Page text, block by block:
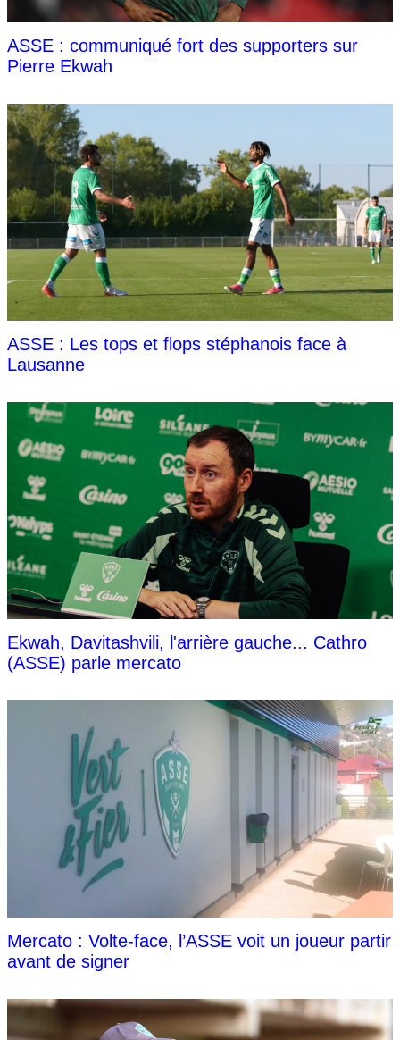
ASSE : communiqué fort des supporters sur
Pierre Ekwah
ASSE : Les tops et flops stéphanois face à
Lausanne
Ekwah, Davitashvili, l'arrière gauche... Cathro
(ASSE) parle mercato
Mercato : Volte-face, l’ASSE voit un joueur partir
avant de signer